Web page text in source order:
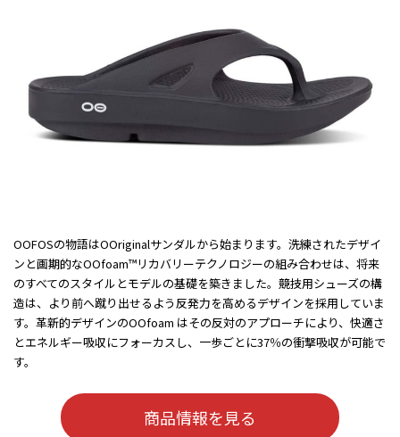
OOFOSの物語はOOriginalサンダルから始まります。洗練されたデザイ
ンと画期的なOOfoam™リカバリーテクノロジーの組み合わせは、将来
のすべてのスタイルとモデルの基礎を築きました。競技用シューズの構
造は、より前へ蹴り出せるよう反発力を高めるデザインを採用していま
す。革新的デザインのOOfoam はその反対のアプローチにより、快適さ
とエネルギー吸収にフォーカスし、一歩ごとに37％の衝撃吸収が可能で
す。
商品情報を見る